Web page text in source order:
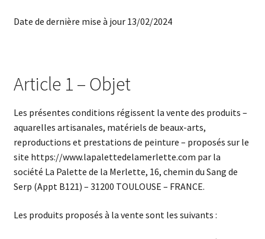
Date de dernière mise à jour 13/02/2024
Article 1 – Objet
Les présentes conditions régissent la vente des produits –
aquarelles artisanales, matériels de beaux-arts,
reproductions et prestations de peinture – proposés sur le
site https://www.lapalettedelamerlette.com par la
société La Palette de la Merlette, 16, chemin du Sang de
Serp (Appt B121) – 31200 TOULOUSE – FRANCE.
Les produits proposés à la vente sont les suivants :